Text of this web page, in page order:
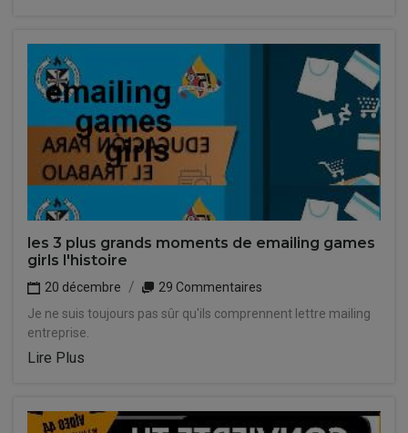
les 3 plus grands moments de emailing games
girls l'histoire
20 décembre
29 Commentaires
Je ne suis toujours pas sûr qu'ils comprennent lettre mailing
entreprise.
Lire Plus